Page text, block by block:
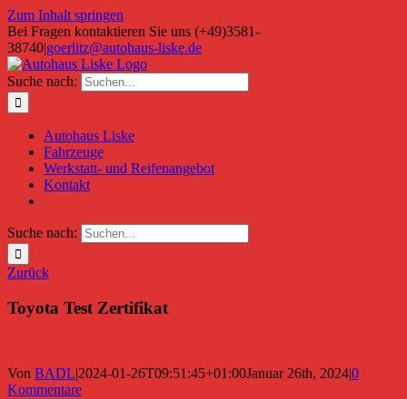
Zum Inhalt springen
Bei Fragen kontaktieren Sie uns (+49)3581-
38740|goerlitz@autohaus-liske.de
Suche nach:
Autohaus Liske
Fahrzeuge
Werkstatt- und Reifenangebot
Kontakt
Suche nach:
Zurück
Toyota Test Zertifikat
Von BADL|2024-01-26T09:51:45+01:00Januar 26th, 2024|0
Kommentare